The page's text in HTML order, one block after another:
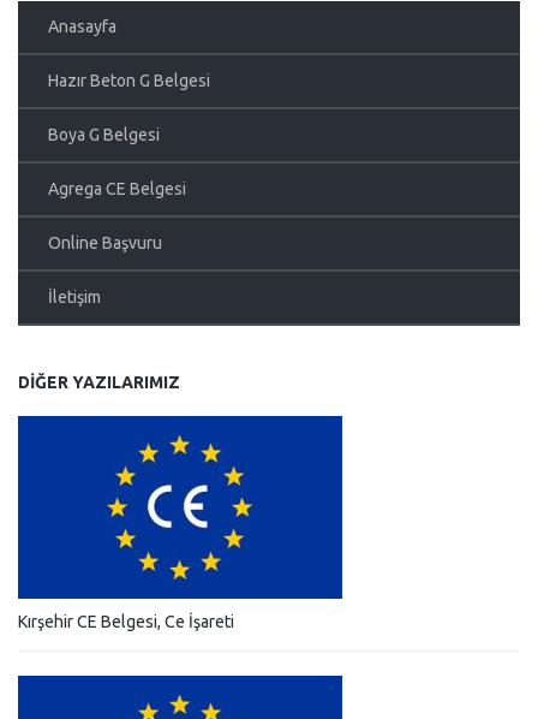
Anasayfa
Hazır Beton G Belgesi
Boya G Belgesi
Agrega CE Belgesi
Online Başvuru
İletişim
DIĞER YAZILARIMIZ
Kırşehir CE Belgesi, Ce İşareti